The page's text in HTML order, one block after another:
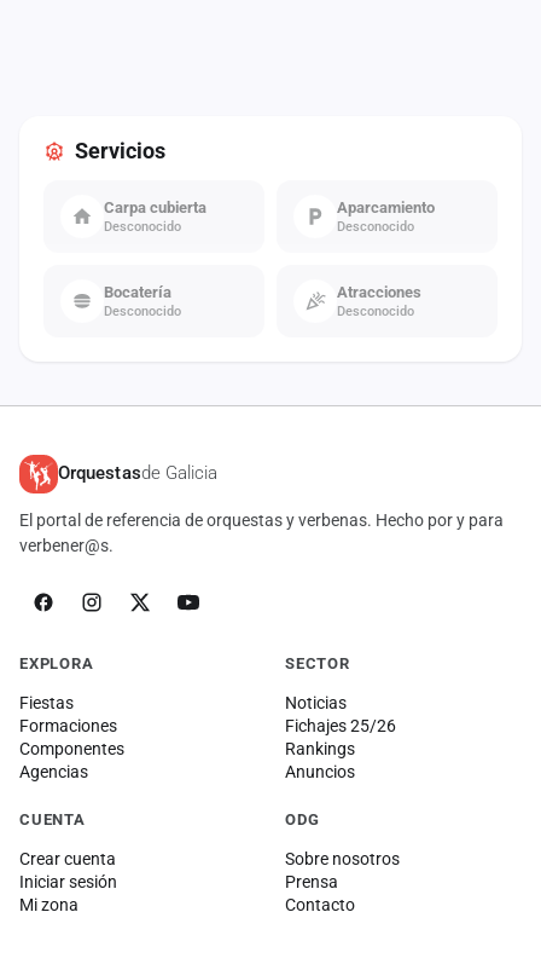
Servicios
Carpa cubierta
Desconocido
Aparcamiento
Desconocido
Bocatería
Desconocido
Atracciones
Desconocido
Orquestasde Galicia
El portal de referencia de orquestas y verbenas. Hecho por y para
verbener@s.
EXPLORA
Fiestas
Formaciones
Componentes
Agencias
SECTOR
Noticias
Fichajes 25/26
Rankings
Anuncios
CUENTA
Crear cuenta
Iniciar sesión
Mi zona
ODG
Sobre nosotros
Prensa
Contacto